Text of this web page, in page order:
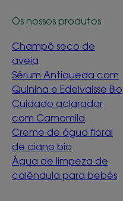
Cuidamos
Os nossos produtos
Champô seco de
aveia
Sérum Antiqueda com
Quinina e Edelvaisse Bio
Cuidado aclarador
com Camomila
Creme de água floral
de ciano bio
Água de limpeza de
calêndula para bebés